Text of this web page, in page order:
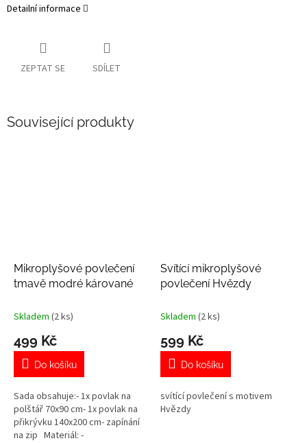
Detailní informace
ZEPTAT SE SDÍLET
Související produkty
Mikroplyšové povlečení
tmavě modré kárované
Skladem (2 ks)
499 Kč
Do košíku
Sada obsahuje:- 1x povlak na
polštář 70x90 cm- 1x povlak na
přikrývku 140x200 cm- zapínání
na zip Materiál: -
Svítící mikroplyšové
povlečení Hvězdy
Skladem (2 ks)
599 Kč
Do košíku
svítící povlečení s motivem
Hvězdy